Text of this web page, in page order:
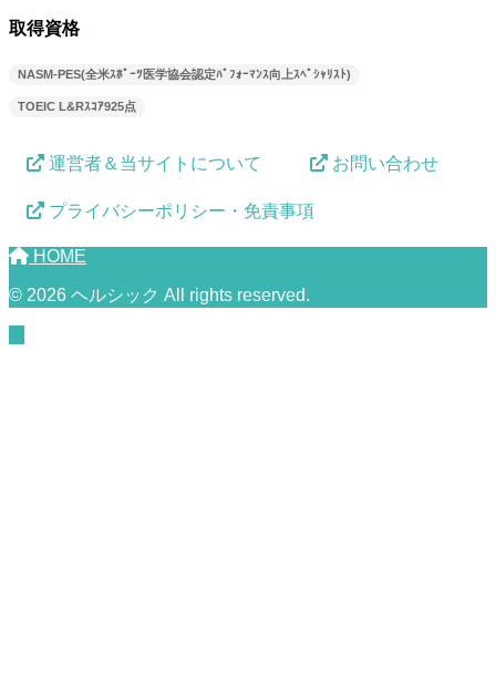
取得資格
NASM-PES(全米ｽﾎﾟｰﾂ医学協会認定ﾊﾟﾌｫｰﾏﾝｽ向上ｽﾍﾟｼｬﾘｽﾄ)
TOEIC L&Rｽｺｱ925点
運営者＆当サイトについて お問い合わせ
プライバシーポリシー・免責事項
HOME
© 2026 ヘルシック All rights reserved.